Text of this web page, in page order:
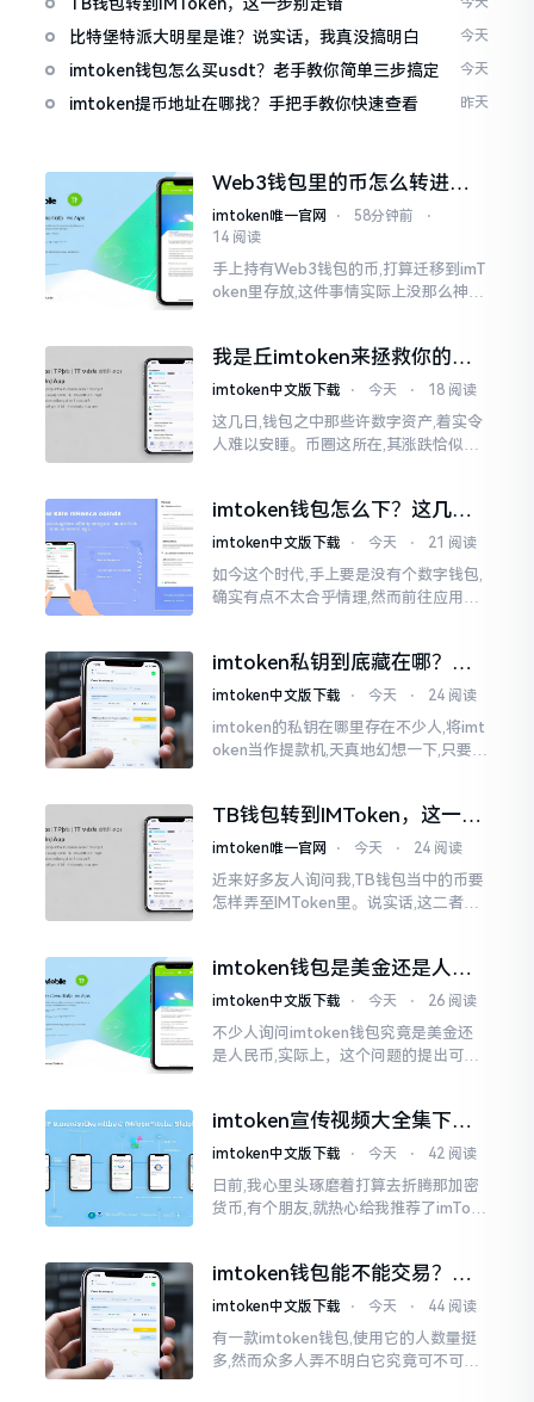
比特堡特派大明星是谁？说实话，我真没搞明白 今天
imtoken钱包怎么买usdt？老手教你简单三步搞定 今天
imtoken提币地址在哪找？手把手教你快速查看 昨天
Web3钱包里的币怎么转进
imToken？别慌，三步搞定
imtoken唯一官网 ⋅ 58分钟前
⋅
14 阅读
手上持有Web3钱包的币,打算迁移到imT
oken里存放,这件事情实际上没那么神秘
我是丘imtoken来拯救你的钱
包
imtoken中文版下载 ⋅ 今天 ⋅ 18 阅读
这几日,钱包之中那些许数字资产,着实令
人难以安睡。币圈这所在,其涨跌恰似翻
堆币
imtoken钱包怎么下？这几种
靠谱路子别走歪
imtoken中文版下载 ⋅ 今天 ⋅ 21 阅读
如今这个时代,手上要是没有个数字钱包,
确实有点不太合乎情理,然而前往应用商
似乎相似
imtoken私钥到底藏在哪？别
慌，找对地方才安心
imtoken中文版下载 ⋅ 今天 ⋅ 24 阅读
imtoken的私钥在哪里存在不少人,将imt
oken当作提款机,天真地幻想一下,只要把
TB钱包转到IMToken，这一步
别走错
imtoken唯一官网 ⋅ 今天 ⋅ 24 阅读
近来好多友人询问我,TB钱包当中的币要
怎样弄至IMToken里。说实话,这二者皆
就迷糊了
imtoken钱包是美金还是人民
币？其实它是个“多面手”
imtoken中文版下载 ⋅ 今天 ⋅ 26 阅读
不少人询问imtoken钱包究竟是美金还
是人民币,实际上，这个问题的提出可谓
一个“钱包”而已
imtoken宣传视频大全集下
载，新手看完就懂怎么用
imtoken中文版下载 ⋅ 今天 ⋅ 42 阅读
日前,我心里头琢磨着打算去折腾那加密
货币,有个朋友,就热心给我推荐了imTok
imtoken钱包能不能交易？一
文说清楚
imtoken中文版下载 ⋅ 今天 ⋅ 44 阅读
有一款imtoken钱包,使用它的人数量挺
多,然而众多人弄不明白它究竟可不可以